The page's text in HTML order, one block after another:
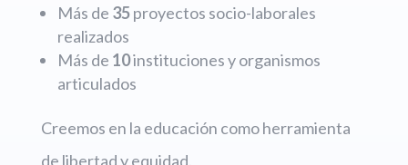
Más de 35proyectos socio-laborales
realizados
Más de 10instituciones y organismos
articulados
Creemos en la educación como herramienta
de libertad y equidad.